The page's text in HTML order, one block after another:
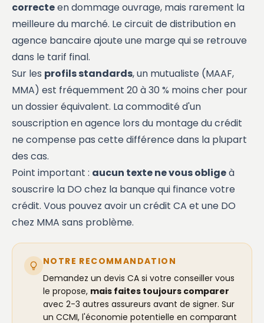
correcteen dommage ouvrage, mais rarement la
meilleure du marché. Le circuit de distribution en
agence bancaire ajoute une marge qui se retrouve
dans le tarif final.
Sur les profils standards, un mutualiste (MAAF,
MMA) est fréquemment 20 à 30 % moins cher pour
un dossier équivalent. La commodité d'un
souscription en agence lors du montage du crédit
ne compense pas cette différence dans la plupart
des cas.
Point important : aucun texte ne vous obligeà
souscrire la DO chez la banque qui finance votre
crédit. Vous pouvez avoir un crédit CA et une DO
chez MMA sans problème.
NOTRE RECOMMANDATION
Demandez un devis CA si votre conseiller vous
le propose, mais faites toujours comparer
avec 2-3 autres assureurs avant de signer. Sur
un CCMI, l'économie potentielle en comparant